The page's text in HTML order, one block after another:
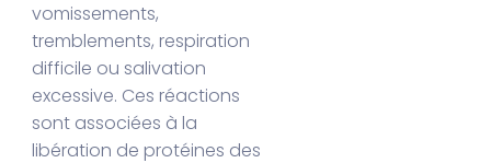
vomissements,
tremblements, respiration
difficile ou salivation
excessive. Ces réactions
sont associées à la
libération de protéines des